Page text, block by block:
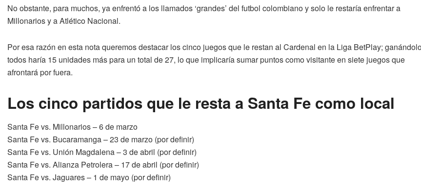
No obstante, para muchos, ya enfrentó a los llamados ‘grandes’ del futbol colombiano y solo le restaría enfrentar a
Millonarios y a Atlético Nacional.
Por esa razón en esta nota queremos destacar los cinco juegos que le restan al Cardenal en la Liga BetPlay;
todos haría 15 unidades más para un total de 27, lo que implicaría sumar puntos como visitante en siete juegos que
afrontará por fuera.
Los cinco partidos que le resta a Santa Fe como local
Santa Fe vs. Millonarios – 6 de marzo
Santa Fe vs. Bucaramanga – 23 de marzo (por definir)
Santa Fe vs. Unión Magdalena – 3 de abril (por definir)
Santa Fe vs. Alianza Petrolera – 17 de abril (por definir)
Santa Fe vs. Jaguares – 1 de mayo (por definir)